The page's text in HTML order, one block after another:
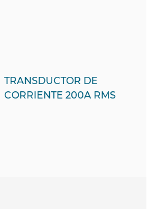
TRANSDUCTOR DE
CORRIENTE 200A RMS